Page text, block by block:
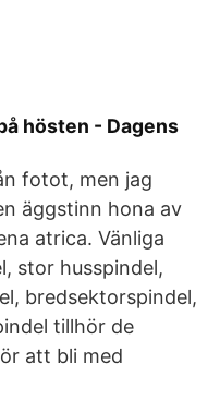
hösten - Dagens
fotot, men jag
äggstinn hona av
atrica. Vänliga
stor husspindel,
bredsektorspindel,
tillhör de
att bli med